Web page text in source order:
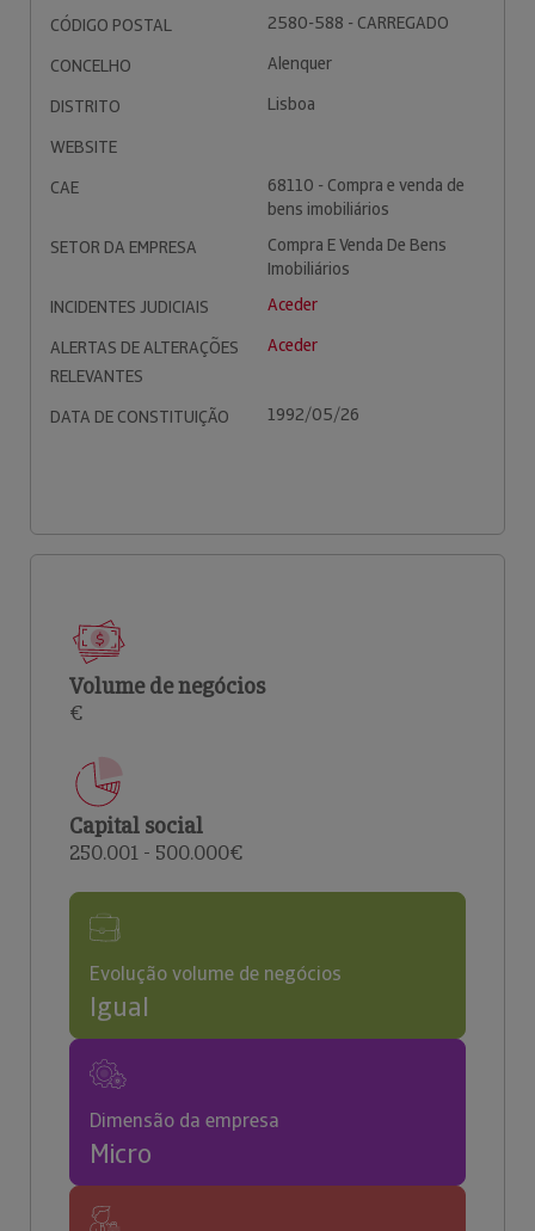
CÓDIGO POSTAL
2580-588 - CARREGADO
CONCELHO
Alenquer
DISTRITO
Lisboa
WEBSITE
CAE
68110 - Compra e venda de
bens imobiliários
SETOR DA EMPRESA
Compra E Venda De Bens
Imobiliários
INCIDENTES JUDICIAIS
Aceder
ALERTAS DE ALTERAÇÕES
RELEVANTES
Aceder
DATA DE CONSTITUIÇÃO 1992/05/26
Volume de negócios
€
Capital social
250.001 - 500.000€
Evolução volume de negócios
Igual
Dimensão da empresa
Micro